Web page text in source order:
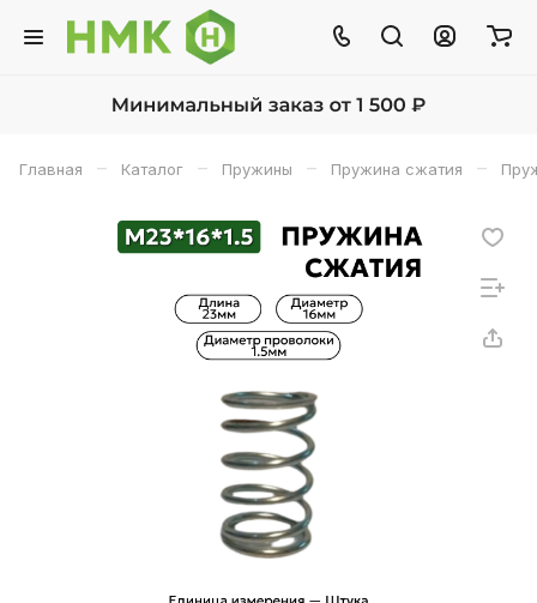
Главная – Каталог – Пружины – Пружина сжатия –